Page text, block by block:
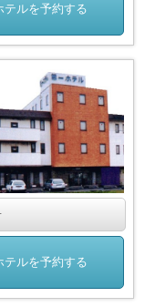
テルを予約する
テルを予約する